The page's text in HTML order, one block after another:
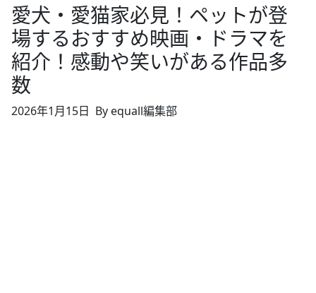
愛犬・愛猫家必見！ペットが登
場するおすすめ映画・ドラマを
紹介！感動や笑いがある作品多
数
2026年1月15日 By equall編集部